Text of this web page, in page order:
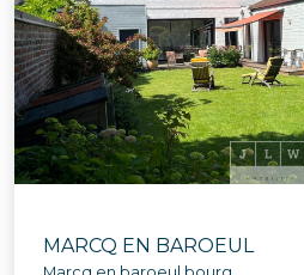
MARCQ EN BAROEUL